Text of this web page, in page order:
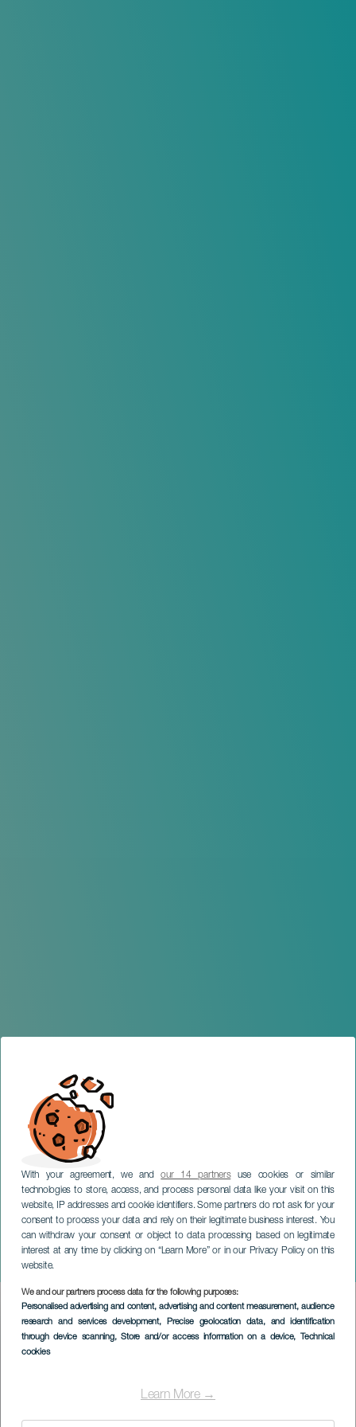
With your agreement, we andour 14 partnersuse cookies or similar
technologies to store, access, and process personal data like your visit on this
website, IP addresses and cookie identifiers. Some partners do not ask for your
consent to process your data and rely on their legitimate business interest. You
can withdraw your consent or object to data processing based on legitimate
interest at any time by clicking on “Learn More” or in our Privacy Policy on this
website.
We and our partners process data for the following purposes:
Personalised advertising and content, advertising and content measurement, audience
research and services development, Precise geolocation data, and identification
through device scanning, Store and/or access information on a device, Technical
cookies
Learn More →
Sentier Peak Challenge
Aguas de Teror
GRAN CANARIA
Imagen
Listado